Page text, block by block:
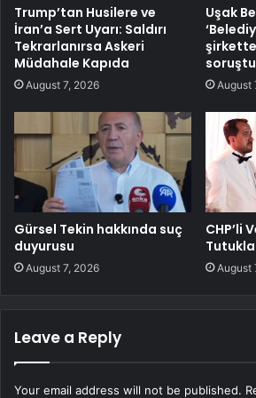
Trump’tan Husilere ve
İran’a Sert Uyarı: Saldırı
Tekrarlanırsa Askeri
Müdahale Kapıda
August 7, 2026
Uşak
August
Gürsel Tekin hakkında suç
duyurusu
August 7, 2026
CHP’li
August
Leave a Reply
Your email address will not be published.